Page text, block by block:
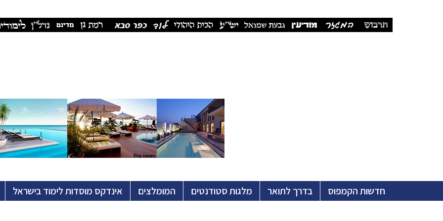
חדשות הקמפוס בדרך לתואר מלגות סטודנטים המומלצים אינדקס מוסדות לימוד בישראל